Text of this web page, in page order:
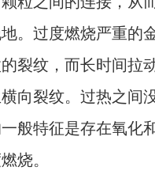
。 过度燃烧严重的
裂纹，而长时间拉
向裂纹。过热之间
般特征是存在氧化
烧。